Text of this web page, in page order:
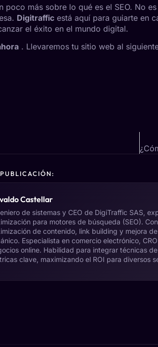
poco más sobre lo qué es el SEO. No
Digitraffic está aquí para guiarte en
el éxito en el mundo digital.
. Llevaremos tu sitio web al
Castellar
de sistemas y CEO de DigiTraffic SAS,
para motores de búsqueda (SEO).
de contenido, link building y mejora
Especialista en comercio electrónico,
online. Habilidad para integrar técnicas
clave, maximizando el ROI para diversos